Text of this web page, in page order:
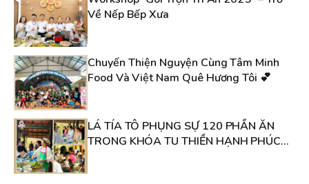
Về Nếp Bếp Xưa
Chuyến Thiện Nguyện Cùng Tâm Minh
Food Và Việt Nam Quê Hương Tôi 💕
LÁ TÍA TÔ PHỤNG SỰ 120 PHẦN ĂN
TRONG KHÓA TU THIỀN HẠNH PHÚC